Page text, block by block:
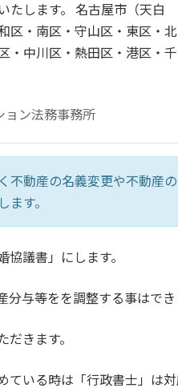
たします。 名古屋市（天白
区・南区・守山区・東区・北
・中川区・熱田区・港区・千
ョン法務事務所
不動産の名義変更や不動産
す。
議書」にします。
与等をを調整する事はでき
きます。
ている時は「行政書士」は